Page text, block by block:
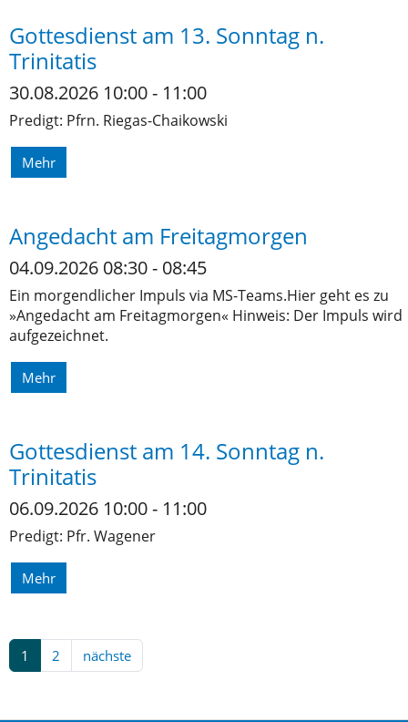
Gottesdienst am 13. Sonntag n.
Trinitatis
30.08.2026 10:00 - 11:00
Predigt: Pfrn. Riegas-Chaikowski
Mehr
Angedacht am Freitagmorgen
04.09.2026 08:30 - 08:45
Ein morgendlicher Impuls via MS-Teams.Hier geht es zu
»Angedacht am Freitagmorgen« Hinweis: Der Impuls wird
aufgezeichnet.
Mehr
Gottesdienst am 14. Sonntag n.
Trinitatis
06.09.2026 10:00 - 11:00
Predigt: Pfr. Wagener
Mehr
1 2 nächste